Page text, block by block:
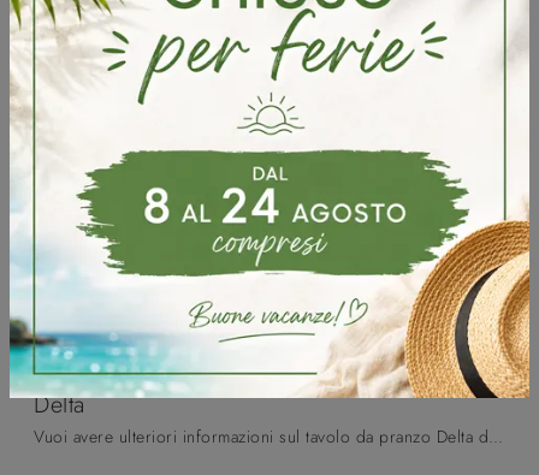
Delta
Vuoi avere ulteriori informazioni sul tavolo da pranzo Delta di Pointhouse? Clicca e ottieni informazioni sui modelli allungabili della firma.